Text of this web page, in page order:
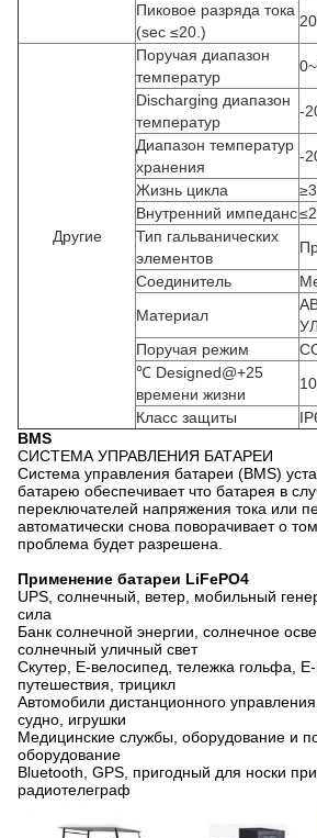
Пиковое разряда тока
(sec ≤20.)
Другие
Поручая диапазон
температур
Discharging диапазон
температур
-
Диапазон температур
хранения
-
Жизнь цикла
Внутренний импеданс
Тип гальванических
элементов
Соединитель
Материал
Поручая режим
℃ Designed@+25
времени жизни
Класс защиты
BMS
СИСТЕМА УПРАВЛЕНИЯ БАТАРЕИ
Система управления батареи (BMS)
батарею обеспечивает что батарея в
переключателей напряжения тока или
автоматически снова поворачивает о
проблема будет разрешена.
Применение батареи LiFePO4
UPS, солнечный, ветер, мобильный
сила
Банк солнечной энергии, солнечное
солнечный уличный свет
Скутер, E-велосипед, тележка гольфа,
путешествия, трицикл
Автомобили дистанционного
судно, игрушки
Медицинские службы, оборудование и
оборудование
Bluetooth, GPS, пригодный для носки
радиотелеграф